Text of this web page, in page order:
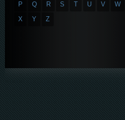
P
Q R S T U V
W
X
Y Z